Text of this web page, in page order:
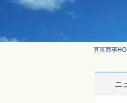
直富商事
ニ